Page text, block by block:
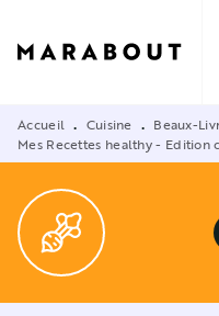
Accueil • Cuisine • Beaux-
Mes Recettes healthy -